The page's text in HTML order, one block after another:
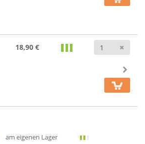
18,90 €
am eigenen Lager